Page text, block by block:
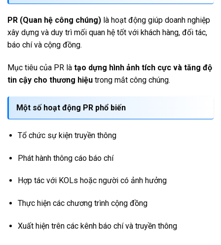
PR (Quan hệ công chúng) là hoạt động giúp doanh nghiệp
xây dựng và duy trì mối quan hệ tốt với khách hàng, đối tác,
báo chí và cộng đồng.
Mục tiêu của PR là tạo dựng hình ảnh tích cực và tăng độ
tin cậy cho thương hiệu trong mắt công chúng.
Một số hoạt động PR phổ biến
Tổ chức sự kiện truyền thông
Phát hành thông cáo báo chí
Hợp tác với KOLs hoặc người có ảnh hưởng
Thực hiện các chương trình cộng đồng
Xuất hiện trên các kênh báo chí và truyền thông